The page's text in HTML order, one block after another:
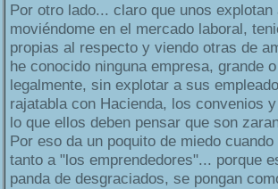
Por otro lado... claro que unos
moviéndome en el mercado laboral,
propias al respecto y viendo otras de
he conocido ninguna empresa, grande
legalmente, sin explotar a sus
rajatabla con Hacienda, los convenios
lo que ellos deben pensar que son
Por eso da un poquito de miedo
tanto a "los emprendedores"... porque
panda de desgraciados, se pongan